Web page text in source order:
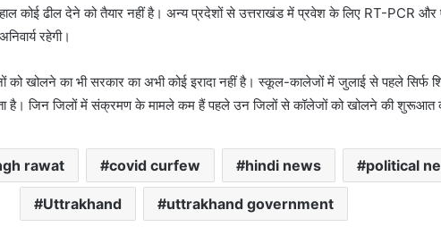
कोई ढील देने को तैयार नहीं है। अन्य प्रदेशों से उत्तराखंड में प्रवेश के लिए RT-PCR और
रहेगी।
को खोलने का भी सरकार का अभी कोई इरादा नहीं है। स्कूल-कालेजों में जुलाई से पहले सिर्फ
है। जिन जिलों में संक्रमण के मामले कम हैं पहले उन जिलों से कॉलेजों को खोलने की शुरूआत
rawat covid curfew hindi news political
Uttrakhand uttrakhand government